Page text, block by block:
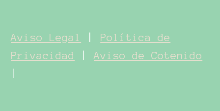
Aviso Legal
Política de
Privacidad
|Aviso de Cotenido